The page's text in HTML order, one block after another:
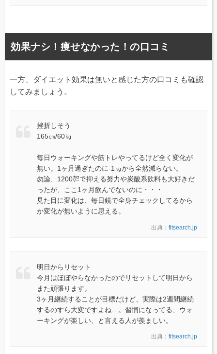
効果ナシ！痩せなかった！の口コミ
一方、ダイエット効果は無いと感じた方の口コミも確認
してみましょう。
挫折しそう
165㎝/60㎏
毎日ウォーキングや筋トレやってるけど全く変化が
無い。1ヶ月過ぎたのに-1㎏から全然減らない。
勿論、1200㌍で抑える努力や炭酸系飲料も大好きだ
ったが、ここ1ヶ月飲んでないのに・・・
見た目に変化は、毎日鏡で全身チェックしてるから
か変化が無いように思える。
出典： fitsearch.jp
明日からリセット
今月はほぼやらなかったのでリセットして明日から
また頑張ります。
3ヶ月継続することが目標だけど、実際は2週間継続
するのすら大変ですよね…。習慣になってる、ウォ
ーキングが楽しい、と言える人が羨ましい。
出典： fitsearch.jp